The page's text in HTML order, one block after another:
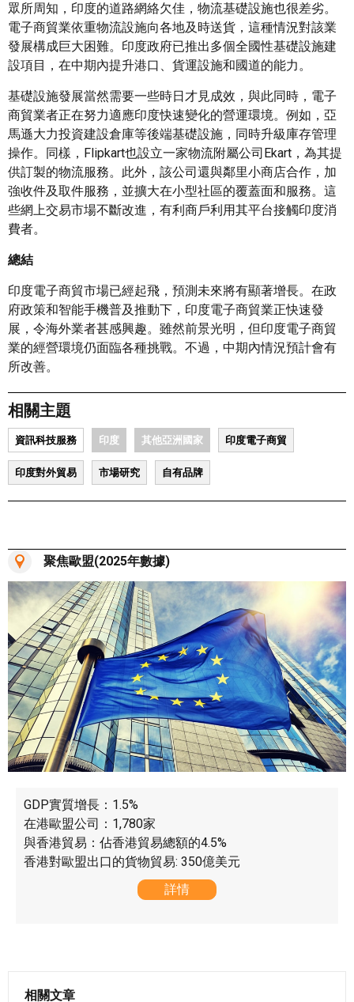
眾所周知，印度的道路網絡欠佳，物流基礎設施也很差劣。
電子商貿業依重物流設施向各地及時送貨，這種情況對該業
發展構成巨大困難。印度政府已推出多個全國性基礎設施建
設項目，在中期內提升港口、貨運設施和國道的能力。
基礎設施發展當然需要一些時日才見成效，與此同時，電子
商貿業者正在努力適應印度快速變化的營運環境。例如，亞
馬遜大力投資建設倉庫等後端基礎設施，同時升級庫存管理
操作。同樣，Flipkart也設立一家物流附屬公司Ekart，為其提
供訂製的物流服務。此外，該公司還與鄰里小商店合作，加
強收件及取件服務，並擴大在小型社區的覆蓋面和服務。這
些網上交易市場不斷改進，有利商戶利用其平台接觸印度消
費者。
總結
印度電子商貿市場已經起飛，預測未來將有顯著增長。在政
府政策和智能手機普及推動下，印度電子商貿業正快速發
展，令海外業者甚感興趣。雖然前景光明，但印度電子商貿
業的經營環境仍面臨各種挑戰。不過，中期內情況預計會有
所改善。
相關主題
資訊科技服務 印度 其他亞洲國家 印度電子商貿
印度對外貿易 市場研究 自有品牌
聚焦歐盟(2025年數據)
GDP實質增長：1.5%
在港歐盟公司：1,780家
與香港貿易：佔香港貿易總額的4.5%
香港對歐盟出口的貨物貿易: 350億美元
詳情
相關文章